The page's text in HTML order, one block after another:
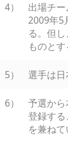
4）
出場チ
2009年5
る。但
ものとす
5） 選手は日
6）
予選か
登録す
を兼ね